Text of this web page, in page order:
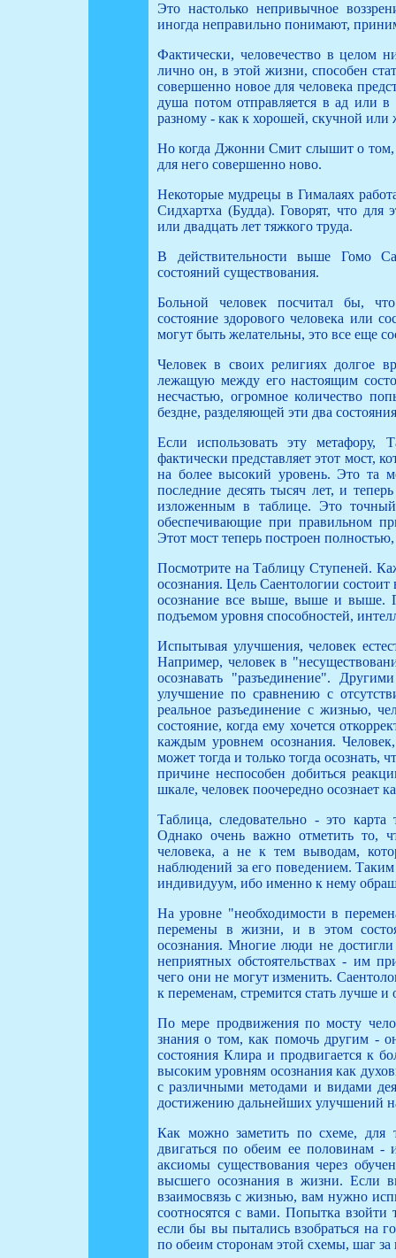
Это настолько непривычное
иногда неправильно понимают,
Фактически, человечество в целом
лично он, в этой жизни, способен
совершенно новое для человека
душа потом отправляется в ад или
разному - как к хорошей, скучной или
Но когда Джонни Смит слышит о том,
для него совершенно ново.
Некоторые мудрецы в Гималаях
Сидхартха (Будда). Говорят, что для
или двадцать лет тяжкого труда.
В действительности выше Гомо
состояний существования.
Больной человек посчитал бы,
состояние здорового человека или
могут быть желательны, это все еще
Человек в своих религиях долгое
лежащую между его настоящим
несчастью, огромное количество
бездне, разделяющей эти два
Если использовать эту метафору,
фактически представляет этот мост,
на более высокий уровень. Это та
последние десять тысяч лет, и
изложенным в таблице. Это
обеспечивающие при правильном
Этот мост теперь построен
Посмотрите на Таблицу Ступеней.
осознания. Цель Саентологии
осознание все выше, выше и выше.
подъемом уровня способностей,
Испытывая улучшения, человек
Например, человек в
осознавать "разъединение".
улучшение по сравнению с
реальное разъединение с жизнью,
состояние, когда ему хочется
каждым уровнем осознания.
может тогда и только тогда
причине неспособен добиться
шкале, человек поочередно
Таблица, следовательно - это карта
Однако очень важно отметить то,
человека, а не к тем выводам,
наблюдений за его поведением.
индивидуум, ибо именно к нему
На уровне "необходимости в
перемены в жизни, и в этом
осознания. Многие люди не
неприятных обстоятельствах - им
чего они не могут изменить.
к переменам, стремится стать лучше
По мере продвижения по мосту
знания о том, как помочь другим -
состояния Клира и продвигается к
высоким уровням осознания как
с различными методами и видами
достижению дальнейших улучшений
Как можно заметить по схеме, для
двигаться по обеим ее половинам -
аксиомы существования через
высшего осознания в жизни. Если
взаимосвязь с жизнью, вам нужно
соотносятся с вами. Попытка
если бы вы пытались взобраться на
по обеим сторонам этой схемы, шаг